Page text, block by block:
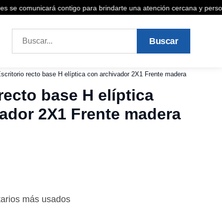
comunicará contigo para brindarte una atención cercana y
Buscar
recto base H elíptica con archivador 2X1 Frente madera
base H elíptica
2X1 Frente madera
más usados